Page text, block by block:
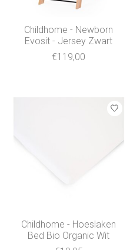
Childhome - Newborn
Evosit - Jersey Zwart
€119,00
Childhome - Hoeslaken
Bed Bio Organic Wit